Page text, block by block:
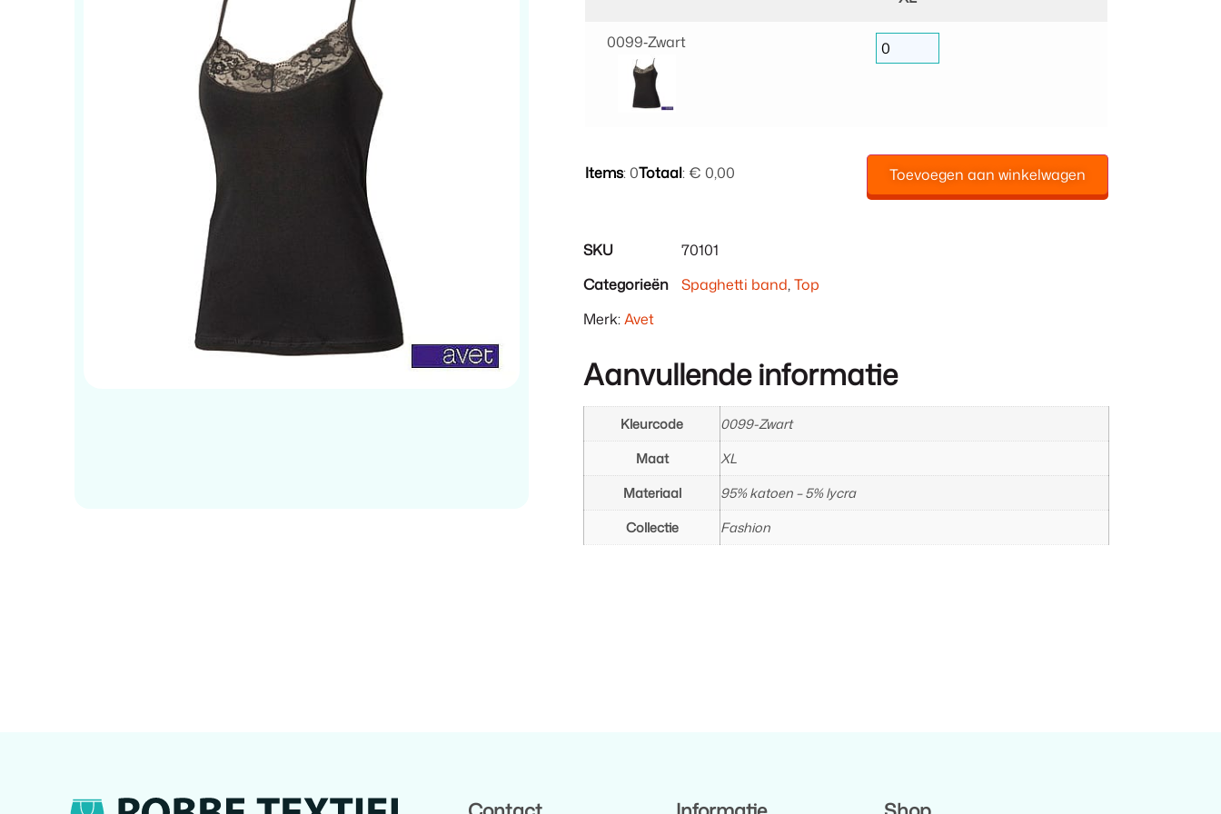
0099‑Zwart
Items:0Totaal: € 0,00
is
Toevoegen aan winkelwagen
SKU
70101
Categorieën
Spaghetti band,Top
Merk:Avet
Aanvullende informatie
Kleurcode
0099-Zwart
Maat
XL
Materiaal
95% katoen – 5% lycra
Collectie
Fashion